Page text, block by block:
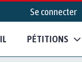
Se connecter
PÉTITIONS